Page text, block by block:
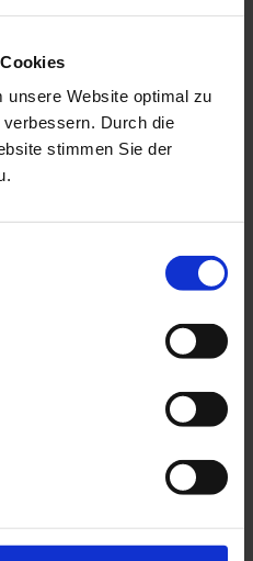
unsere Website optimal zu
Durch die
stimmen Sie der
Hartmetalldüse Standard